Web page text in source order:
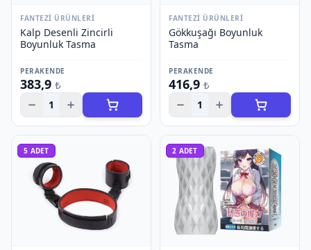
FANTEZI ÜRÜNLERI
Kalp Desenli Zincirli
Boyunluk Tasma
PERAKENDE
383,9 ₺
1
FANTEZI ÜRÜNLERI
Gökkuşağı Boyunluk
Tasma
PERAKENDE
416,9 ₺
1
5 ADET 2 ADET